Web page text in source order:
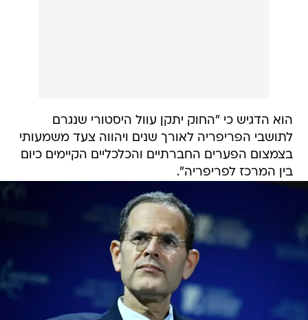
הוא הדגיש כי "החוק יתקן עוול היסטורי שנגרם
לתושבי הפריפריה לאורך שנים ויהווה צעד משמעותי
בצמצום הפערים החברתיים והכלכליים הקיימים כיום
בין המרכז לפריפריה".